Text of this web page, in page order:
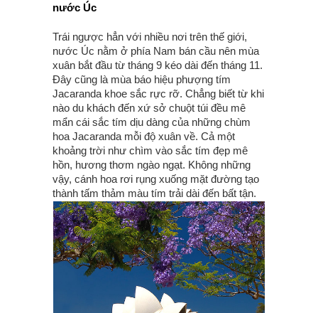
nước Úc
Trái ngược hẳn với nhiều nơi trên thế giới,
nước Úc nằm ở phía Nam bán cầu nên mùa
xuân bắt đầu từ tháng 9 kéo dài đến tháng 11.
Đây cũng là mùa báo hiệu phượng tím
Jacaranda khoe sắc rực rỡ. Chẳng biết từ khi
nào du khách đến xứ sở chuột túi đều mê
mẩn cái sắc tím dịu dàng của những chùm
hoa Jacaranda mỗi độ xuân về. Cả một
khoảng trời như chìm vào sắc tím đẹp mê
hồn, hương thơm ngào ngạt. Không những
vậy, cánh hoa rơi rụng xuống mặt đường tạo
thành tấm thảm màu tím trải dài đến bất tận.